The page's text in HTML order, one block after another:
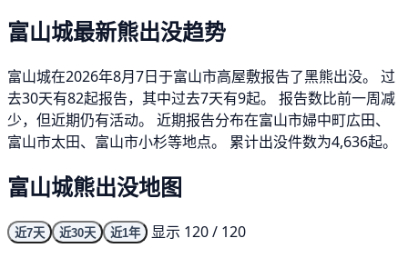
富山城最新熊出没趋势
富山城在2026年8月7日于富山市高屋敷报告了黑熊出没。 过
去30天有82起报告，其中过去7天有9起。 报告数比前一周减
少，但近期仍有活动。 近期报告分布在富山市婦中町広田、
富山市太田、富山市小杉等地点。 累计出没件数为4,636起。
富山城熊出没地图
近7天 近30天 近1年
显示 120 / 120